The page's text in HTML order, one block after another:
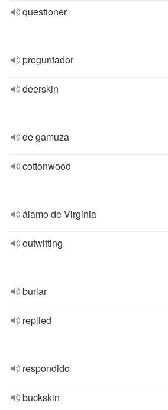
questioner
preguntador
deerskin
de gamuza
cottonwood
álamo de Virginia
outwitting
burlar
replied
respondido
buckskin